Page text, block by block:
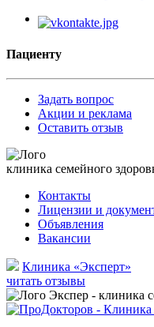
Пациенту
Задать вопрос
Акции и реклама
Оставить отзыв
клиника семейного
Контакты
Лицензии и
Объявления
Вакансии
Клиника «Эксперт»
читать отзывы